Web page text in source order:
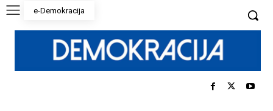
e-Demokracija